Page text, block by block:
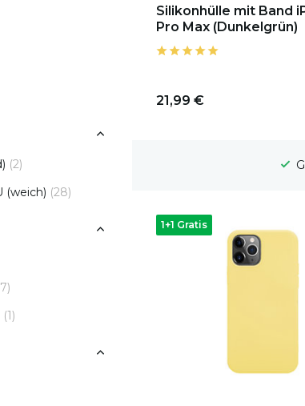
(2)
(weich) (28)
(1)
Silikonhülle mit Band
Pro Max (Dunkelgrün)
21,99 €
1-2
1+1 Gratis